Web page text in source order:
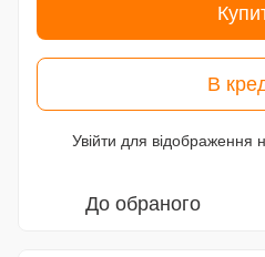
В
Увійти для відображення
До обраного